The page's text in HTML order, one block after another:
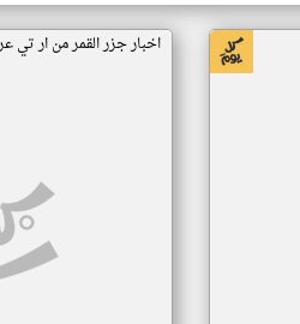
اخبار جزر القمر من ار تي